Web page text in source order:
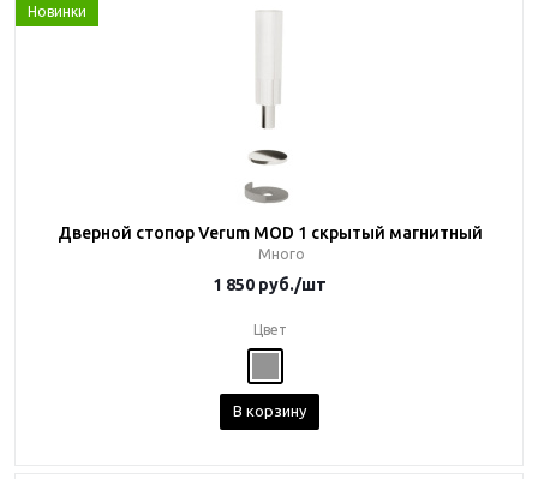
Новинки
Дверной стопор Verum MOD 1 скрытый магнитный
Много
1 850 руб./шт
Цвет
В корзину